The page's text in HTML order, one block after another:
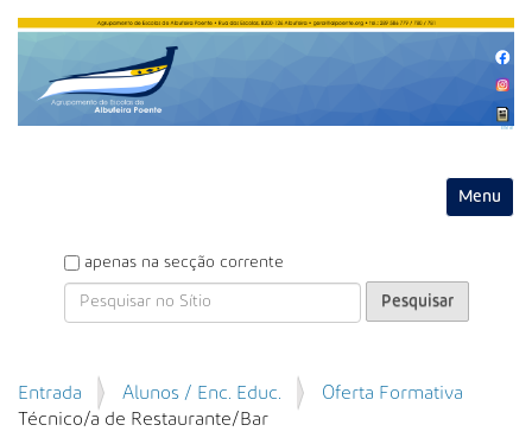
Toggle
P
e
i
s
apenas na secção corrente
P
e
Entrada Alunos / Enc. Educ.
Oferta Formativa
Técnico/a de Restaurante/Bar